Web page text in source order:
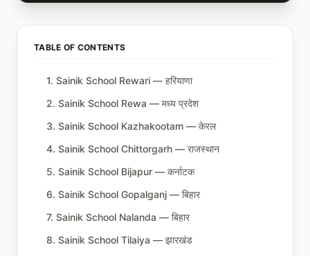
TABLE OF CONTENTS
1. Sainik School Rewari — हरियाणा
2. Sainik School Rewa — मध्य प्रदेश
3. Sainik School Kazhakootam — केरल
4. Sainik School Chittorgarh — राजस्थान
5. Sainik School Bijapur — कर्नाटक
6. Sainik School Gopalganj — बिहार
7. Sainik School Nalanda — बिहार
8. Sainik School Tilaiya — झारखंड